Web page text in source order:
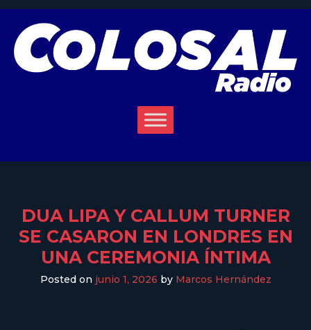
DUA LIPA Y CALLUM TURNER
SE CASARON EN LONDRES EN
UNA CEREMONIA ÍNTIMA
Posted on junio 1, 2026 by Marcos Hernández